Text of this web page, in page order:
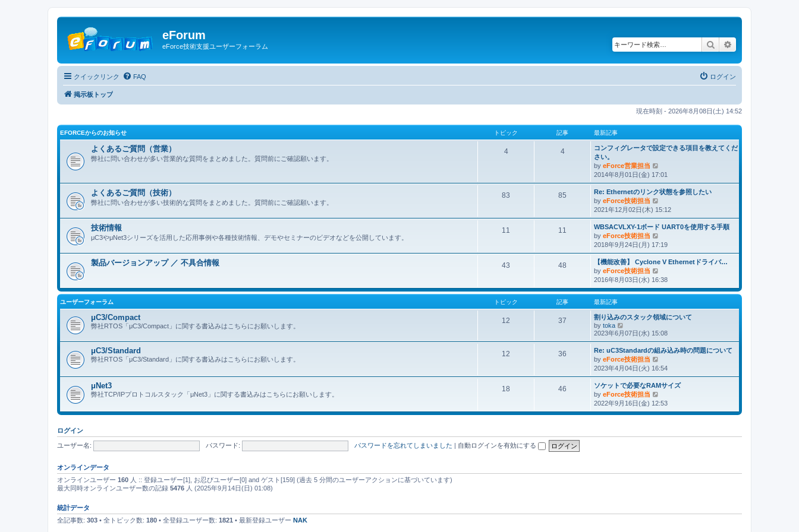
eForum
eForce技術支援ユーザーフォーラム 検索
クイックリンク FAQ ログイン
掲示板トップ
現在時刻 - 2026年8月08日(土) 14:52
EFORCEからのお知らせ トピック 記事 最新記事
よくあるご質問（営業）
弊社に問い合わせが多い営業的な質問をまとめました。質問前にご確認願います。
4 4
コンフィグレータで設定できる項目を教えてくだ
さい。
by eForce営業担当
新
記
事
2014年8月01日(金) 17:01
よくあるご質問（技術）
弊社に問い合わせが多い技術的な質問をまとめました。質問前にご確認願います。
83 85
Re: Ethernetのリンク状態を参照したい
by eForce技術担当
新
記
事
2021年12月02日(木) 15:12
技術情報
μC3やμNet3シリーズを活用した応用事例や各種技術情報、デモやセミナーのビデオなどを公開しています。
11 11
WBSACVLXY-1ボード UART0を使用する手順
by eForce技術担当
新
記
事
2018年9月24日(月) 17:19
製品バージョンアップ ／ 不具合情報 43 48
【機能改善】 Cyclone V Ethernetドライバ…
by eForce技術担当
新
記
2016年8月03日(水) 16:38
ユーザーフォーラム トピック 記事 最新記事
μC3/Compact
弊社RTOS「μC3/Compact」に関する書込みはこちらにお願いします。
12 37
割り込みのスタック領域について
by toka
新
記
事
2023年6月07日(水) 15:08
μC3/Standard
弊社RTOS「μC3/Standard」に関する書込みはこちらにお願いします。
12 36
Re: uC3Standardの組み込み時の問題について
by eForce技術担当
新
記
事
2023年4月04日(火) 16:54
μNet3
弊社TCP/IPプロトコルスタック「μNet3」に関する書込みはこちらにお願いします。
18 46
ソケットで必要なRAMサイズ
by eForce技術担当
新
記
2022年9月16日(金) 12:53
ログイン
ユーザー名: パスワード: パスワードを忘れてしまいました | 自動ログインを有効にする
オンラインデータ
オンラインユーザー 160 人 :: 登録ユーザー[1], お忍びユーザー[0] and ゲスト[159] (過去 5 分間のユーザーアクションに基づいています)
最大同時オンラインユーザー数の記録 5476 人 (2025年9月14日(日) 01:08)
統計データ
全記事数: 303 • 全トピック数: 180 • 全登録ユーザー数: 1821 • 最新登録ユーザー NAK